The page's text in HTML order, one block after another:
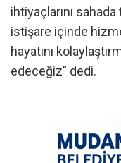
ihtiyaçlarını
istişare içinde
hayatını
edeceğiz” dedi.